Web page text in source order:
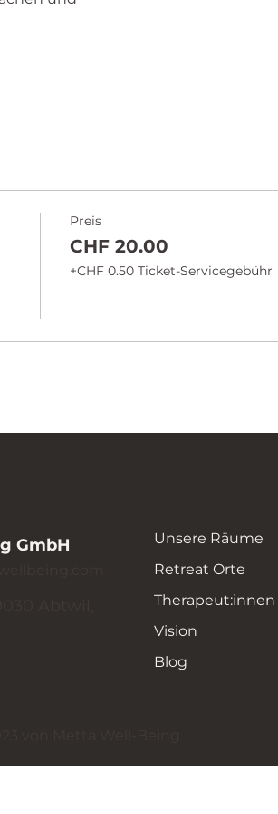
Preis
CHF 20.00
+CHF 0.50 Ticket-Servicegebühr
GmbH
Unsere Räume
Retreat Orte
Therapeut:innen
Vision
Blog